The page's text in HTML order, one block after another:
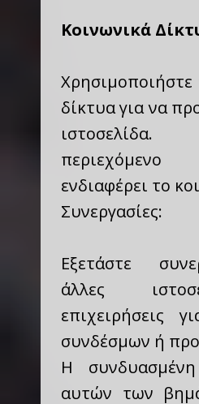
Κοινωνικά
Χρησιμοποιήστε
δίκτυα για να
ιστοσελίδα.
ενδιαφέρει το
Συνεργασίες:
Εξετάστε
άλλες
επιχειρήσεις
συνδέσμων ή
Η συνδυασμένη
αυτών των